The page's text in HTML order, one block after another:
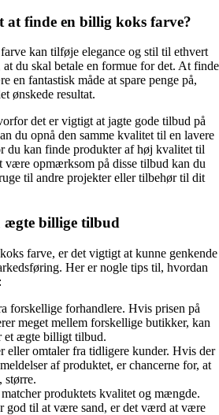
finde en billig koks farve?
kan tilføje elegance og stil til ethvert
du skal betale en formue for det. At finde
en fantastisk måde at spare penge på,
ønskede resultat.
det er vigtigt at jagte gode tilbud på
du opnå den samme kvalitet til en lavere
du kan finde produkter af høj kvalitet til
være opmærksom på disse tilbud kan du
til andre projekter eller tilbehør til dit
ægte billige tilbud
farve, er det vigtigt at kunne genkende
Her er nogle tips til, hvordan
forskellige forhandlere. Hvis prisen på
meget mellem forskellige butikker, kan
et ægte billigt tilbud.
eller omtaler fra tidligere kunder. Hvis der
af produktet, er chancerne for, at
større.
produktets kvalitet og mængde.
god til at være sand, er det værd at være